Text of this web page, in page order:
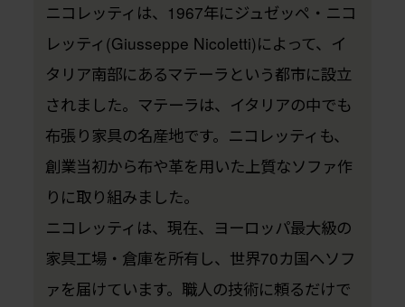
ニコレッティは、1967年にジュゼッペ・ニコ
レッティ(Giusseppe Nicoletti)によって、イ
タリア南部にあるマテーラという都市に設立
されました。マテーラは、イタリアの中でも
布張り家具の名産地です。ニコレッティも、
創業当初から布や革を用いた上質なソファ作
りに取り組みました。
ニコレッティは、現在、ヨーロッパ最大級の
家具工場・倉庫を所有し、世界70カ国へソフ
ァを届けています。職人の技術に頼るだけで